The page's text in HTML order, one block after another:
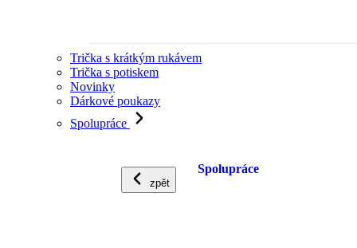
Trička s krátkým rukávem
Trička s potiskem
Novinky
Dárkové poukazy
Spolupráce
zpět
Spolupráce